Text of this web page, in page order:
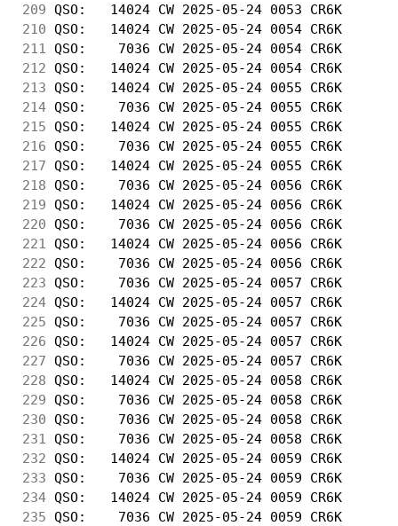
209 QSO:   14024 CW 2025-05-24 0053
210 QSO:   14024 CW 2025-05-24 0054
211
QSO:    7036 CW 2025-05-24 0054
212 QSO:   14024 CW 2025-05-24 0054
213 QSO:   14024 CW 2025-05-24 0055
214 QSO:    7036 CW 2025-05-24 0055
215 QSO:   14024 CW 2025-05-24 0055
216 QSO:    7036 CW 2025-05-24 0055
217 QSO:   14024 CW 2025-05-24 0055
218 QSO:    7036 CW 2025-05-24 0056
219 QSO:   14024 CW 2025-05-24 0056
220 QSO:    7036 CW 2025-05-24 0056
221
QSO:   14024 CW 2025-05-24 0056
222 QSO:    7036 CW 2025-05-24 0056
223 QSO:    7036 CW 2025-05-24 0057
224 QSO:   14024 CW 2025-05-24 0057
225 QSO:    7036 CW 2025-05-24 0057
226 QSO:   14024 CW 2025-05-24 0057
227 QSO:    7036 CW 2025-05-24 0057
228 QSO:   14024 CW 2025-05-24 0058
229 QSO:    7036 CW 2025-05-24 0058
230 QSO:    7036 CW 2025-05-24 0058
231
QSO:    7036 CW 2025-05-24 0058
232 QSO:   14024 CW 2025-05-24 0059
233 QSO:    7036 CW 2025-05-24 0059
234 QSO:   14024 CW 2025-05-24 0059
235 QSO:    7036 CW 2025-05-24 0059